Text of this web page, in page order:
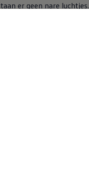
er geen nare luchtjes.